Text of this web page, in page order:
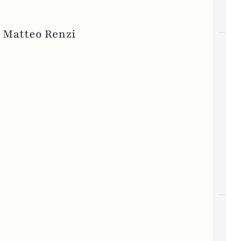
Matteo Renzi